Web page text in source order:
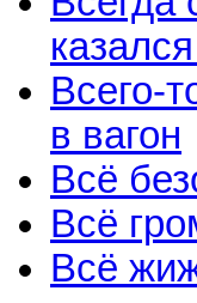
Всего-
в вагон
Всё
Всё
Всё